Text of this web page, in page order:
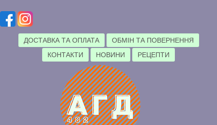
ДОСТАВКА ТА ОПЛАТА
ОБМІН ТА ПОВЕРНЕННЯ
КОНТАКТИ
НОВИНИ РЕЦЕПТИ